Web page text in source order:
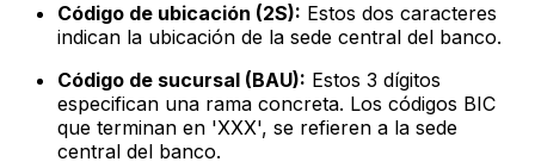
Código de ubicación (2S): Estos dos caracteres
indican la ubicación de la sede central del banco.
Código de sucursal (BAU): Estos 3 dígitos
especifican una rama concreta. Los códigos BIC
que terminan en 'XXX', se refieren a la sede
central del banco.